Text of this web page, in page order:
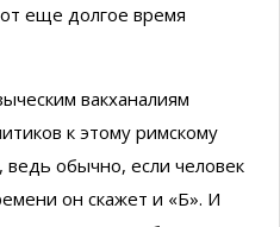
еще долгое время
вакханалиям
к этому римскому
ведь обычно, если человек
он скажет и «Б». И